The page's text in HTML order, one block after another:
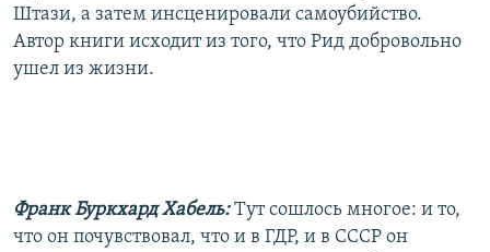
Штази, а затем инсценировали самоубийство.
Автор книги исходит из того, что Рид добровольно
ушел из жизни.
Франк Буркхард Хабель: Тут сошлось многое: и то,
что он почувствовал, что и в ГДР, и в СССР он